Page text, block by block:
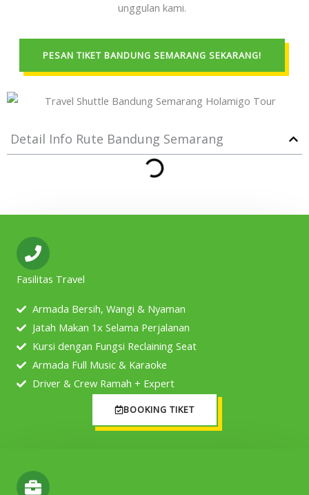
unggulan kami.
PESAN TIKET BANDUNG SEMARANG SEKARANG!
Detail Info Rute Bandung Semarang
Fasilitas Travel
Armada Bersih, Wangi & Nyaman
Jatah Makan 1x Selama Perjalanan
Kursi dengan Fungsi Reclaining Seat
Armada Full Music & Karaoke
Driver & Crew Ramah + Expert
BOOKING TIKET